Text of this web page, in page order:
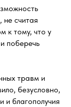
не считая
к тому, что у
поберечь
травм и
безусловно,
и благополучия